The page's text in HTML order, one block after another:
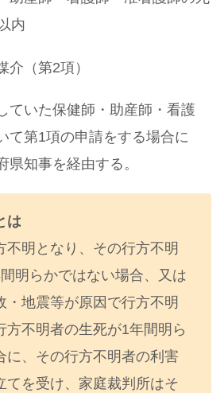
内
（第2項）
ていた保健師・助産師・看護
て第1項の申請をする場合に
県知事を経由する。
は
明となり、その行方不明
明らかではない場合、又は
・地震等が原因で行方不明
方不明者の生死が1年間明ら
に、その行方不明者の利害
てを受け、家庭裁判所はそ